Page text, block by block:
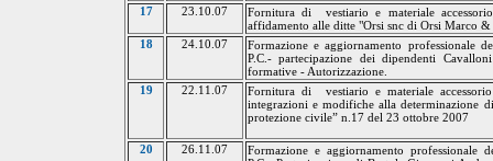
17 23.10.07 Fornitura di
vestiario e materiale
affidamento alle ditte "Orsi snc di Orsi Marco &
18 24.10.07
Formazione e aggiornamento professionale
P.C.- partecipazione dei dipendenti
formative - Autorizzazione.
19 22.11.07 Fornitura di
vestiario e materiale
integrazioni e modifiche alla determinazione
protezione civile” n.17 del 23 ottobre 2007
20 26.11.07
Formazione e aggiornamento professionale